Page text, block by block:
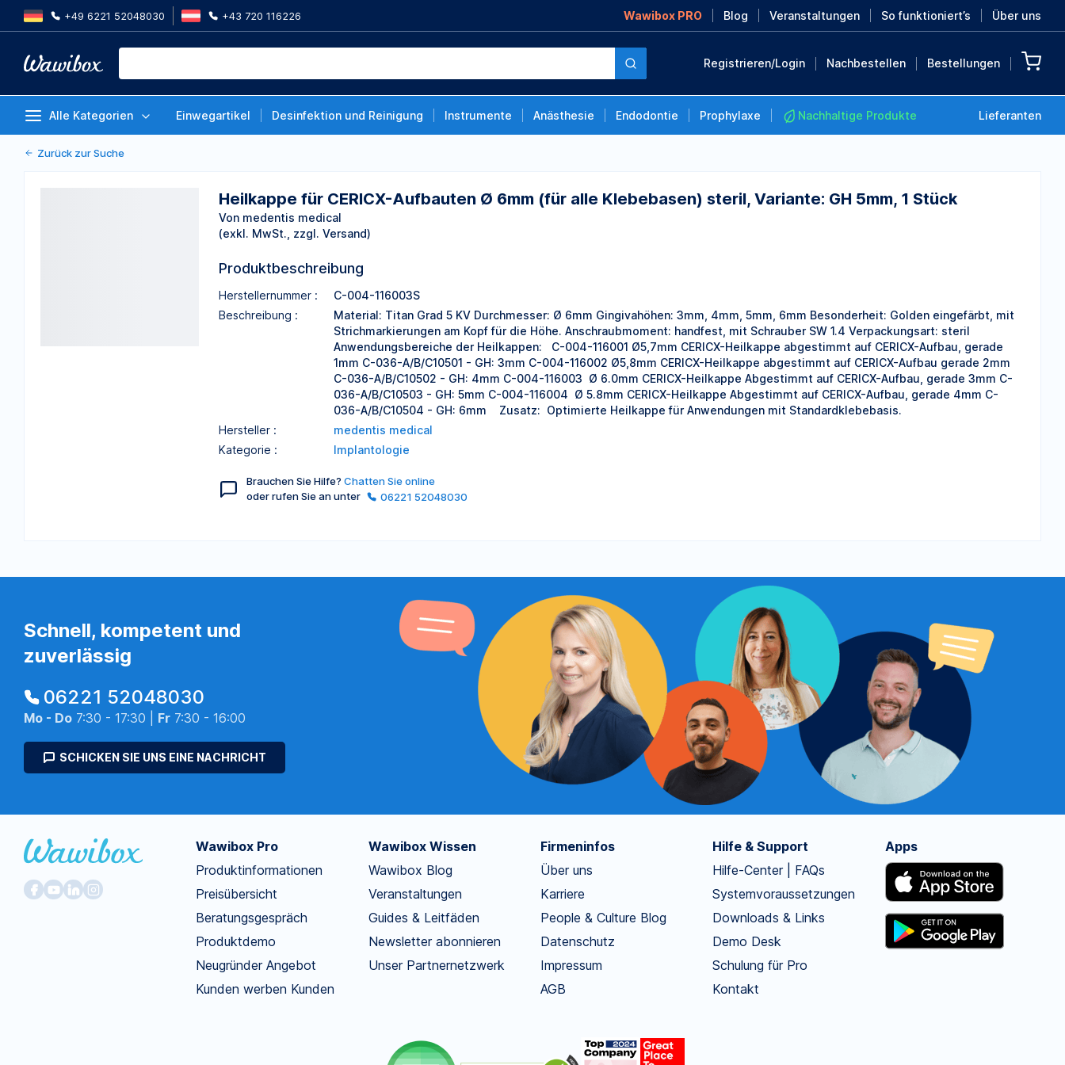
+49 6221 52048030 +43 720 116226 Wawibox PRO Blog Veranstaltungen So funktioniert’s Über uns
Registrieren/Login Nachbestellen Bestellungen
Alle Kategorien Einwegartikel Desinfektion und Reinigung Instrumente Anästhesie Endodontie Prophylaxe Nachhaltige Produkte Lieferanten
MEHR ENTDECKEN
Heilkappe für CERICX-Aufbauten Ø 6mm (für alle
Zurück zur Suche
Heilkappe für CERICX-Aufbauten Ø 6mm (für alle Klebebasen) steril, Variante: GH 5mm, 1 Stück
Von medentis medical
(exkl. MwSt., zzgl. Versand)
Produktbeschreibung
Herstellernummer :
C-004-116003S
Beschreibung :
Material: Titan Grad 5 KV Durchmesser: Ø 6mm Gingivahöhen: 3mm, 4mm, 5mm, 6mm Besonderheit: Golden eingefärbt, mit
Strichmarkierungen am Kopf für die Höhe. Anschraubmoment: handfest, mit Schrauber SW 1.4 Verpackungsart: steril
Anwendungsbereiche der Heilkappen: C-004-116001 Ø5,7mm CERICX-Heilkappe abgestimmt auf CERICX-Aufbau, gerade
1mm C-036-A/B/C10501 - GH: 3mm C-004-116002 Ø5,8mm CERICX-Heilkappe abgestimmt auf CERICX-Aufbau gerade 2mm
C-036-A/B/C10502 - GH: 4mm C-004-116003 Ø 6.0mm CERICX-Heilkappe Abgestimmt auf CERICX-Aufbau, gerade 3mm C-
036-A/B/C10503 - GH: 5mm C-004-116004 Ø 5.8mm CERICX-Heilkappe Abgestimmt auf CERICX-Aufbau, gerade 4mm C-
036-A/B/C10504 - GH: 6mm Zusatz: Optimierte Heilkappe für Anwendungen mit Standardklebebasis.
Hersteller :
medentis medical
Kategorie :
Implantologie
Brauchen Sie Hilfe? Chatten Sie online
oder rufen Sie an unter
06221 52048030
Schnell, kompetent und
zuverlässig
06221 52048030
Mo - Do 7:30 - 17:30 | Fr 7:30 - 16:00
SCHICKEN SIE UNS EINE NACHRICHT
Wawibox Pro
Produktinformationen
Preisübersicht
Beratungsgespräch
Produktdemo
Neugründer Angebot
Kunden werben Kunden
Wawibox Wissen
Wawibox Blog
Veranstaltungen
Guides & Leitfäden
Newsletter abonnieren
Unser Partnernetzwerk
Firmeninfos
Über uns
Karriere
People & Culture Blog
Datenschutz
Impressum
AGB
Hilfe & Support
Hilfe-Center | FAQs
Systemvoraussetzungen
Downloads & Links
Demo Desk
Schulung für Pro
Kontakt
Apps